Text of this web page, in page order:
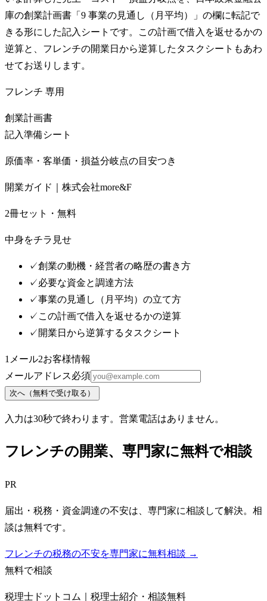
庫の創業計画書「9 事業の見通し（月平均）」の欄に転記で
きる形にした記入シートです。この計画で借入を返せるかの
逆算と、フレンチの開業日から逆算したタスクシートもあわ
せてお送りします。
フレンチ 専用
創業計画書
記入準備シート
原価率・客単価・損益分岐点の目安つき
開業ガイド｜株式会社more&F
2冊セット・無料
中身をチラ見せ
✓創業の動機・経営者の略歴の書き方
✓必要な資金と調達方法
✓事業の見通し（月平均）の立て方
✓ この計画で借入を返せるかの逆算
✓ 開業日から逆算するタスクシート
1 メール2お客様情報
メールアドレス必須
次へ（無料で受け取る）
入力は30秒で終わります。営業電話はありません。
フレンチの開業、専門家に無料で相談
PR
届出・税務・資金調達の不安は、専門家に相談して解決。相
談は無料です。
フレンチの税務の不安を専門家に無料相談 →
無料で相談
税理士ドットコム｜税理士紹介・相談無料